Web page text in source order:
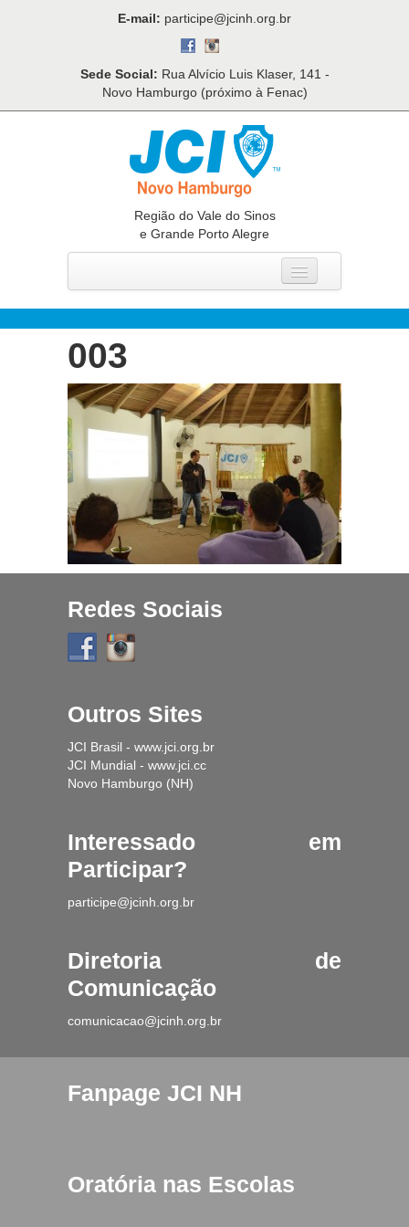
E-mail: participe@jcinh.org.br
Sede Social: Rua Alvício Luis Klaser, 141 -
Novo Hamburgo (próximo à Fenac)
Região do Vale do Sinos
e Grande Porto Alegre
Projetos
Contato
Fique Por Dentro
003
Redes Sociais
Outros Sites
JCI Brasil - www.jci.org.br
JCI Mundial - www.jci.cc
Novo Hamburgo (NH)
Interessado em
Participar?
participe@jcinh.org.br
Diretoria de
Comunicação
comunicacao@jcinh.org.br
Fanpage JCI NH
Oratória nas Escolas